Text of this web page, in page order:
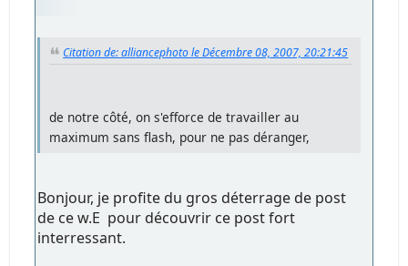
Citation de: alliancephoto le Décembre 08, 2007, 20:21:45
de notre côté, on s'efforce de travailler au
maximum sans flash, pour ne pas déranger,
Bonjour, je profite du gros déterrage de post
de ce w.E pour découvrir ce post fort
interressant.